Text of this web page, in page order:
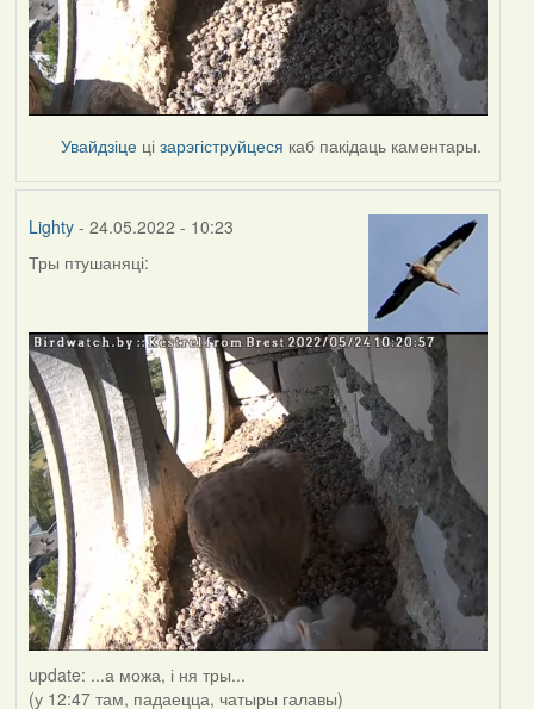
Увайдзіце цізарэгіструйцеся каб пакідаць каментары.
Lighty- 24.05.2022 - 10:23
Тры птушаняці:
update: ...а можа, і ня тры...
(у 12:47 там, падаецца, чатыры галавы)